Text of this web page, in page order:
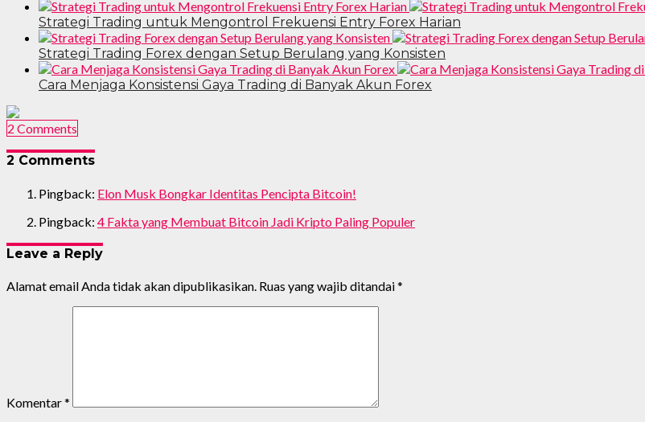
Strategi Trading untuk Mengontrol Frekuensi Entry Forex Harian
Strategi Trading Forex dengan Setup Berulang yang Konsisten
Cara Menjaga Konsistensi Gaya Trading di Banyak Akun Forex
2 Comments
2 Comments
Pingback: Elon Musk Bongkar Identitas Pencipta Bitcoin!
Pingback: 4 Fakta yang Membuat Bitcoin Jadi Kripto Paling Populer
Leave a Reply
Alamat email Anda tidak akan dipublikasikan. Ruas yang wajib ditandai*
Komentar*